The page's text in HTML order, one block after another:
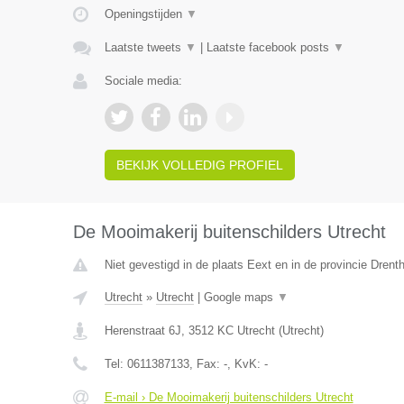
Openingstijden ▼
Laatste tweets ▼ Laatste facebook posts ▼
Sociale media:
BEKIJK VOLLEDIG PROFIEL
De Mooimakerij buitenschilders Utrecht
Niet gevestigd in de plaats Eext en in de provincie
Utrecht» Utrecht| Google maps ▼
Herenstraat 6J, 3512 KC Utrecht(Utrecht)
Tel: 0611387133, Fax: -, KvK: -
E-mail › De Mooimakerij buitenschilders Utrecht